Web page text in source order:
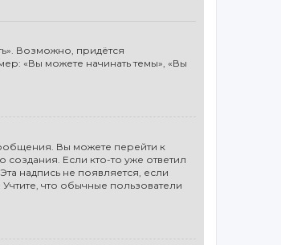
Возможно, придётся
«Вы можете начинать темы», «Вы
Вы можете перейти к
Если кто-то уже ответил
надпись не появляется, если
что обычные пользователи